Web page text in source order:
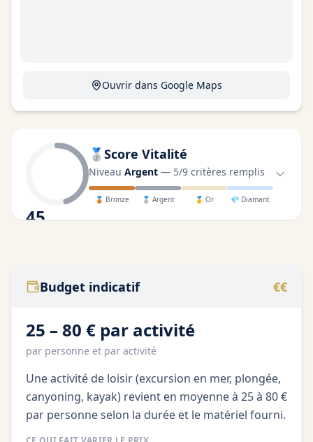
Ouvrir dans Google Maps
45
🥈 Score Vitalité
Niveau Argent — 5/9 critères remplis
🥉 Bronze 🥈 Argent 🥇 Or 💎 Diamant
Budget indicatif €€
25 – 80 € par activité
par personne et par activité
Une activité de loisir (excursion en mer, plongée,
canyoning, kayak) revient en moyenne à 25 à 80 €
par personne selon la durée et le matériel fourni.